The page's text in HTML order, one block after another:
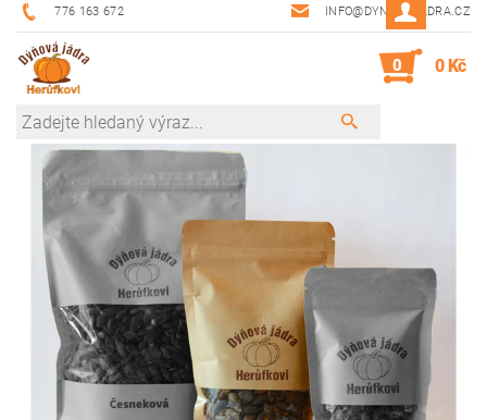
776 163 672 INFO@DYNOVAJADRA.CZ
0 0 Kč